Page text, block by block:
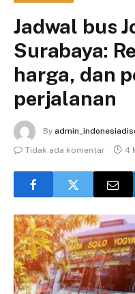
Jadwal bus
Surabaya:
harga, dan
perjalanan
By
Tidak ada komentar
4